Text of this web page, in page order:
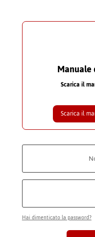
Scarica il
Scarica il
Hai dimenticato la password?